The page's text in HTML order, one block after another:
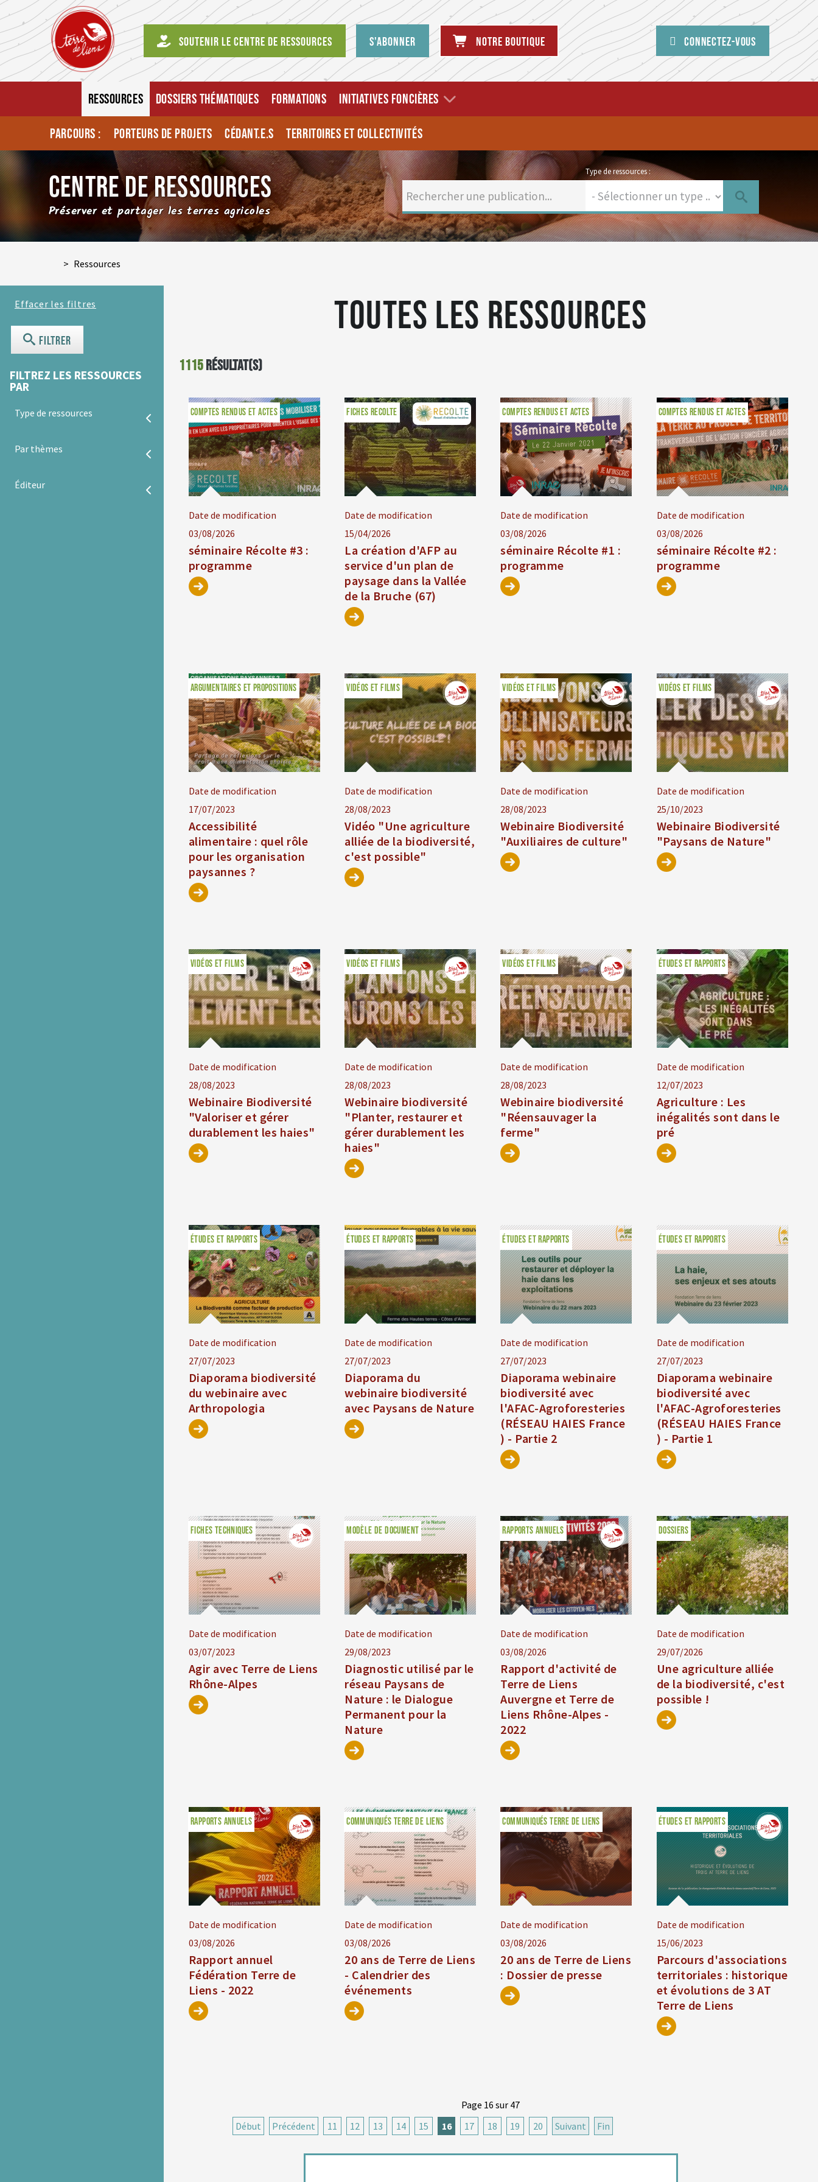
Soutenir le centre de ressources S'abonner Notre boutique Connectez-vous
RESSOURCES DOSSIERS THÉMATIQUES FORMATIONS INITIATIVES FONCIÈRES
PARCOURS : PORTEURS DE PROJETS CÉDANT.E.S TERRITOIRES ET COLLECTIVITÉS
CENTRE DE RESSOURCES
Préserver et partager les terres agricoles
Type de ressources :
> Ressources
Filtrer
FILTREZ LES RESSOURCES
PAR
Type de ressources
Par thèmes
Éditeur
Toutes les ressources
1115résultat(s)
Date de modification
03/08/2026
séminaire Récolte #3 :
programme
COMPTES RENDUS ET ACTES
Date de modification
15/04/2026
La création d'AFP au
service d'un plan de
paysage dans la Vallée
de la Bruche (67)
FICHES RECOLTE
Date de modification
03/08/2026
séminaire Récolte #1 :
programme
COMPTES RENDUS ET ACTES
Date de modification
03/08/2026
séminaire Récolte #2 :
programme
COMPTES RENDUS ET ACTES
Date de modification
17/07/2023
Accessibilité
alimentaire : quel rôle
pour les organisation
paysannes ?
ARGUMENTAIRES ET PROPOSITIONS
Date de modification
28/08/2023
Vidéo "Une agriculture
alliée de la biodiversité,
c'est possible"
VIDÉOS ET FILMS
Date de modification
28/08/2023
Webinaire Biodiversité
"Auxiliaires de culture"
VIDÉOS ET FILMS
Date de modification
25/10/2023
Webinaire Biodiversité
"Paysans de Nature"
VIDÉOS ET FILMS
Date de modification
28/08/2023
Webinaire Biodiversité
"Valoriser et gérer
durablement les haies"
VIDÉOS ET FILMS
Date de modification
28/08/2023
Webinaire biodiversité
"Planter, restaurer et
gérer durablement les
haies"
VIDÉOS ET FILMS
Date de modification
28/08/2023
Webinaire biodiversité
"Réensauvager la
ferme"
VIDÉOS ET FILMS
Date de modification
12/07/2023
Agriculture : Les
inégalités sont dans le
pré
ÉTUDES ET RAPPORTS
Date de modification
27/07/2023
Diaporama biodiversité
du webinaire avec
Arthropologia
ÉTUDES ET RAPPORTS
Date de modification
27/07/2023
Diaporama du
webinaire biodiversité
avec Paysans de Nature
ÉTUDES ET RAPPORTS
Date de modification
27/07/2023
Diaporama webinaire
biodiversité avec
l'AFAC-Agroforesteries
(RÉSEAU HAIES France
) - Partie 2
ÉTUDES ET RAPPORTS
Date de modification
27/07/2023
Diaporama webinaire
biodiversité avec
l'AFAC-Agroforesteries
(RÉSEAU HAIES France
) - Partie 1
ÉTUDES ET RAPPORTS
Date de modification
03/07/2023
Agir avec Terre de Liens
Rhône-Alpes
FICHES TECHNIQUES
Date de modification
29/08/2023
Diagnostic utilisé par le
réseau Paysans de
Nature : le Dialogue
Permanent pour la
Nature
FICHES TECHNIQUES
MODÈLE DE DOCUMENT
Date de modification
03/08/2026
Rapport d'activité de
Terre de Liens
Auvergne et Terre de
Liens Rhône-Alpes -
2022
RAPPORTS ANNUELS
Date de modification
29/07/2026
Une agriculture alliée
de la biodiversité, c'est
possible !
DOSSIERS
Date de modification
03/08/2026
Rapport annuel
Fédération Terre de
Liens - 2022
RAPPORTS ANNUELS
Date de modification
03/08/2026
20 ans de Terre de Liens
- Calendrier des
événements
COMMUNIQUÉS TERRE DE LIENS
Date de modification
03/08/2026
20 ans de Terre de Liens
: Dossier de presse
COMMUNIQUÉS TERRE DE LIENS
Date de modification
15/06/2023
Parcours d'associations
territoriales : historique
et évolutions de 3 AT
Terre de Liens
ÉTUDES ET RAPPORTS
Page 16 sur 47
Début
Précédent 11 12 13 14 15 16 17 18 19 20 Suivant Fin